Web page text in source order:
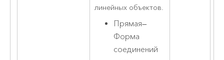
линейных объектов.
Прямая—
Форма
соединений